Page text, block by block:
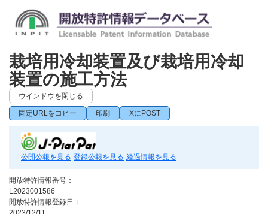
栽培用冷却装置及び栽培用冷却
装置の施工方法
ウインドウを閉じる
固定URLをコピー 印刷 XにPOST
公開公報を見る 登録公報を見る 経過情報を見る
開放特許情報番号：
L2023001586
開放特許情報登録日：